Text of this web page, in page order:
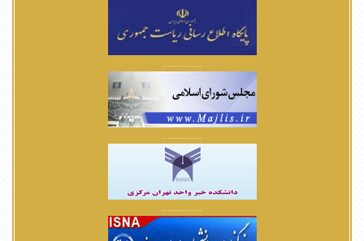
................
................
................